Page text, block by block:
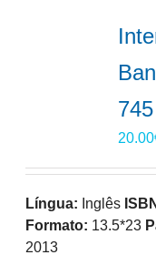
745
20.00
Língua: Inglês ISBN
Formato: 13.5*23
2013